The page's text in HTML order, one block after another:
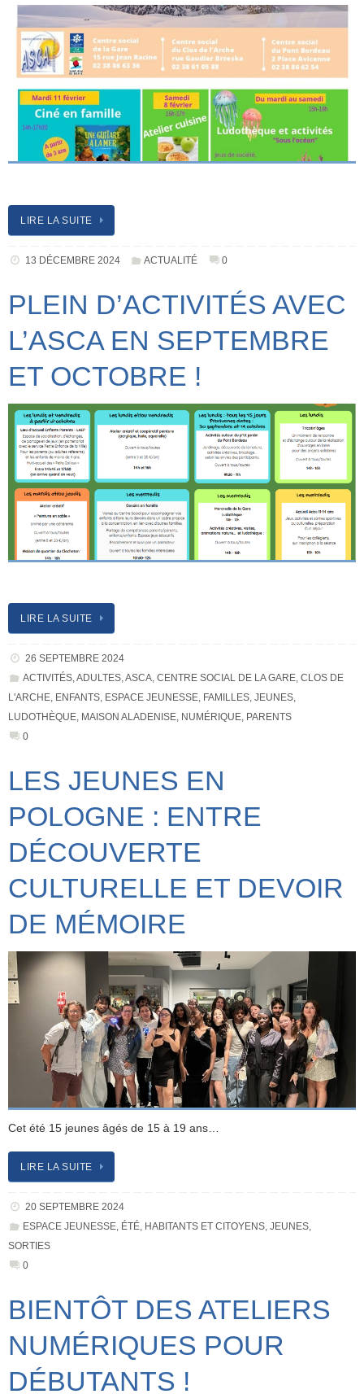
LIRE LA SUITE
13 DÉCEMBRE 2024 ACTUALITÉ 0
PLEIN D’ACTIVITÉS AVEC
L’ASCA EN SEPTEMBRE
ET OCTOBRE !
LIRE LA SUITE
26 SEPTEMBRE 2024
ACTIVITÉS,ADULTES,ASCA, CENTRE SOCIAL DE LA GARE, CLOS DE
L'ARCHE, ENFANTS, ESPACE JEUNESSE, FAMILLES, JEUNES,
LUDOTHÈQUE, MAISON ALADENISE, NUMÉRIQUE, PARENTS
0
LES JEUNES EN
POLOGNE : ENTRE
DÉCOUVERTE
CULTURELLE ET DEVOIR
DE MÉMOIRE
Cet été 15 jeunes âgés de 15 à 19 ans…
LIRE LA SUITE
20 SEPTEMBRE 2024
ESPACE JEUNESSE, ÉTÉ, HABITANTS ET CITOYENS, JEUNES,
SORTIES
0
BIENTÔT DES ATELIERS
NUMÉRIQUES POUR
DÉBUTANTS !